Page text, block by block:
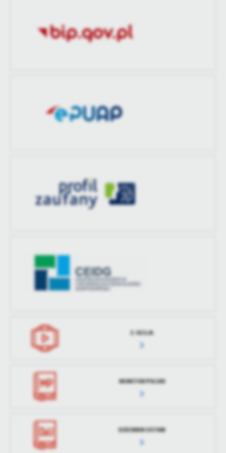
E-SESJA
MONITOR POLSKI
DZIENNIK USTAW